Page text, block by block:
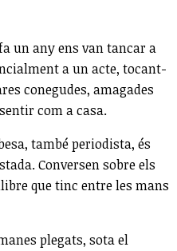
un any ens van tancar a
a un acte, tocant-
conegudes, amagades
com a casa.
també periodista, és
Conversen sobre els
que tinc entre les mans
plegats, sota el